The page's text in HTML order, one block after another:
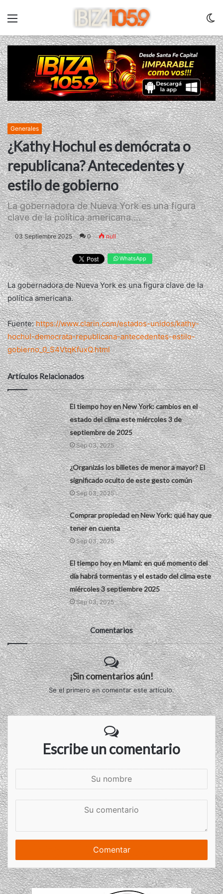
Generales
¿Kathy Hochul es demócrata o
republicana? Antecedentes y
estilo de gobierno
La gobernadora de Nueva York es una figura
clave de la política americana....
03 Septiembre 2025 0 null
WhatsApp
La gobernadora de Nueva York es una figura clave de la
política americana.
Fuente:https://www.clarin.com/estados-unidos/kathy-
hochul-democrata-republicana-antecedentes-estilo-
gobierno_0_S4VtqKfuxQ.html
Artículos Relacionados
El tiempo hoy en New York: cambios en el
estado del clima este miércoles 3 de
septiembre de 2025
Sep 03, 2025
¿Organizás los billetes de menor a mayor? El
significado oculto de este gesto común
Sep 03, 2025
Comprar propiedad en New York: qué hay que
tener en cuenta
Sep 03, 2025
El tiempo hoy en Miami: en qué momento del
día habrá tormentas y el estado del clima este
miércoles 3 septiembre 2025
Sep 03, 2025
Comentarios
¡Sin comentarios aún!
Se el primero en comentar este artículo.
Escribe un comentario
n
t
a